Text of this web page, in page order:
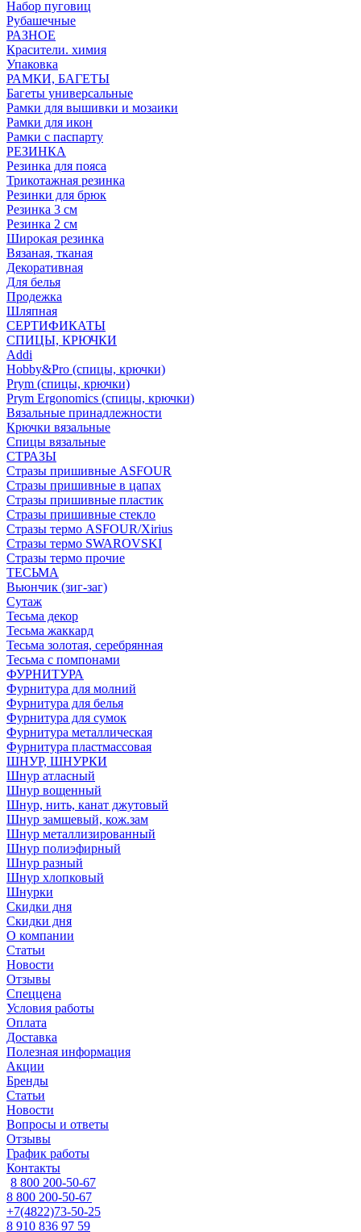
Набор пуговиц
Рубашечные
РАЗНОЕ
Красители. химия
Упаковка
РАМКИ, БАГЕТЫ
Багеты универсальные
Рамки для вышивки и мозаики
Рамки для икон
Рамки с паспарту
РЕЗИНКА
Резинка для пояса
Трикотажная резинка
Резинки для брюк
Резинка 3 см
Резинка 2 см
Широкая резинка
Вязаная, тканая
Декоративная
Для белья
Продежка
Шляпная
СЕРТИФИКАТЫ
СПИЦЫ, КРЮЧКИ
Addi
Hobby&Pro (спицы, крючки)
Prym (спицы, крючки)
Prym Ergonomics (спицы, крючки)
Вязальные принадлежности
Крючки вязальные
Спицы вязальные
СТРАЗЫ
Стразы пришивные ASFOUR
Стразы пришивные в цапах
Стразы пришивные пластик
Стразы пришивные стекло
Стразы термо ASFOUR/Xirius
Стразы термо SWAROVSKI
Стразы термо прочие
ТЕСЬМА
Вьюнчик (зиг-заг)
Сутаж
Тесьма декор
Тесьма жаккард
Тесьма золотая, серебрянная
Тесьма с помпонами
ФУРНИТУРА
Фурнитура для молний
Фурнитура для белья
Фурнитура для сумок
Фурнитура металлическая
Фурнитура пластмассовая
ШНУР, ШНУРКИ
Шнур атласный
Шнур вощенный
Шнур, нить, канат джутовый
Шнур замшевый, кож.зам
Шнур металлизированный
Шнур полиэфирный
Шнур разный
Шнур хлопковый
Шнурки
Скидки дня
Скидки дня
О компании
Статьи
Новости
Отзывы
Спеццена
Условия работы
Оплата
Доставка
Полезная информация
Акции
Бренды
Статьи
Новости
Вопросы и ответы
Отзывы
График работы
Контакты
8 800 200-50-67
8 800 200-50-67
+7(4822)73-50-25
8 910 836 97 59